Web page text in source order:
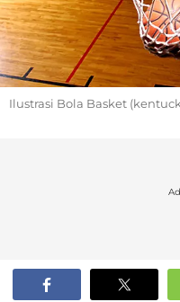
Ilustrasi Bola Basket